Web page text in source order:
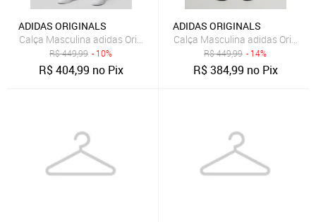
ADIDAS ORIGINALS
Calça Masculina adidas Originals Retro Classic Sport Bege
R$449,99 - 10%
R$404,99 no Pix
ADIDAS ORIGINALS
Calça Masculina adidas
R$449,99 - 14%
R$384,99 no Pix